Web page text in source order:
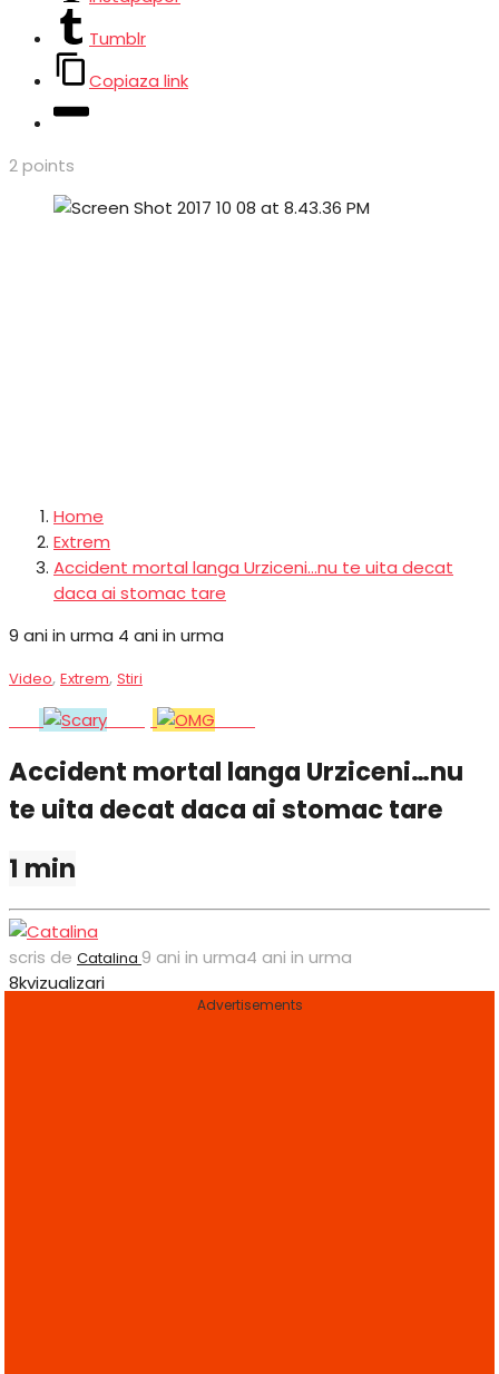
Tumblr
Copiaza link
2points
Home
Extrem
Accident mortal langa Urziceni...nu te uita decat
daca ai stomac tare
9 ani in urma 4 ani in urma
Video, Extrem, Stiri
Accident mortal langa Urziceni…nu
te uita decat daca ai stomac tare
1 min
scris de Catalina 9 ani in urma4 ani in urma
8kvizualizari
Advertisements